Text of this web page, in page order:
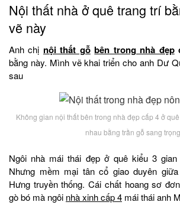
Nội thất nhà ở quê trang trí
vẽ này
Anh chị nội thất gỗ bên trong nhà đẹp
bằng này. Mình vẽ khai triển cho anh Dư
sau
Không gian nội thất bên trong nhà đẹp cấp 4 ở
nhau bằng trần gỗ sang trọng
Ngôi nhà mái thái đẹp ở quê kiểu 3
Nhưng mềm mại tân cổ giao duyên
Hưng truyền thống. Cái chất hoang sơ
gò bó mà ngôi nhà xinh cấp 4 mái thái anh